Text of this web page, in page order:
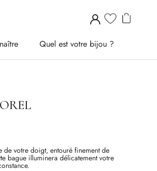
Quel est votre bijou ?
de votre doigt, entouré finement de
bague illuminera délicatement votre